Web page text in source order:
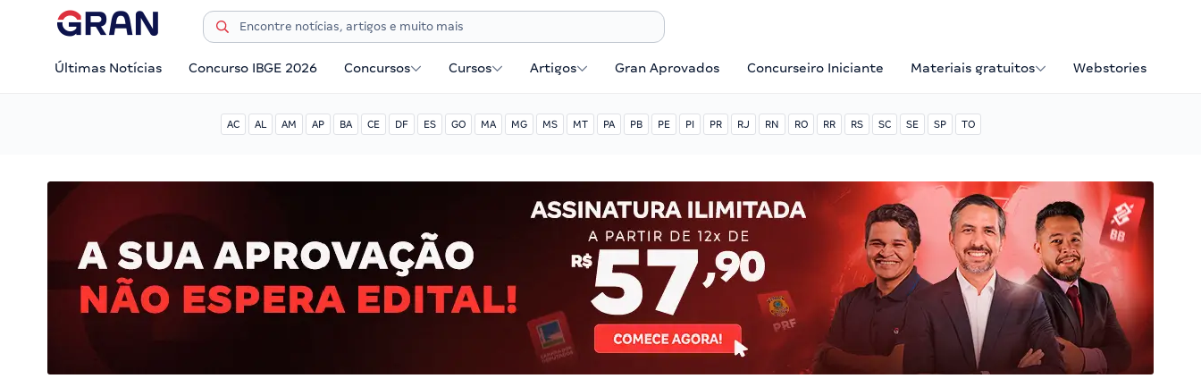
Últimas Notícias Concurso IBGE 2026 Concursos Cursos Artigos Gran Aprovados Concurseiro Iniciante Materiais gratuitos Webstories
AC AL AM AP BA CE DF ES GO MA MG MS MT PA PB PE PI PR RJ RN RO RR RS SC SE SP TO